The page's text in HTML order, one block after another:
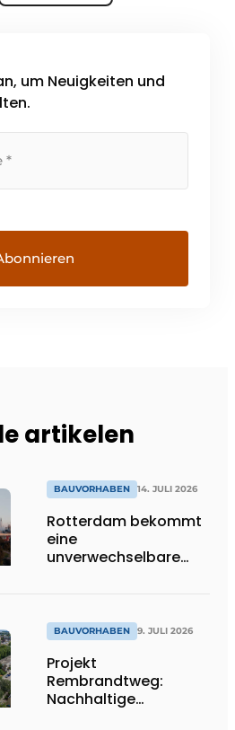
um Neuigkeiten und
artikelen
BAUVORHABEN 14. JULI 2026
Rotterdam bekommt
eine
unverwechselbare
BAUVORHABEN 9. JULI 2026
Projekt
Rembrandtweg:
Nachhaltige